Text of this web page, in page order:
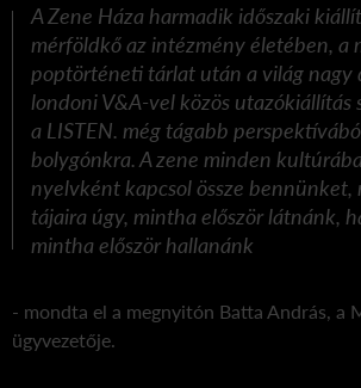
A Zene Háza harmadik időszaki
mérföldkő az intézmény életében, a
poptörténeti tárlat után a világ nagy
londoni V&A-vel közös utazókiállítás
a LISTEN. még tágabb
bolygónkra. A zene minden
nyelvként kapcsol össze bennünket,
tájaira úgy, mintha először látnánk,
mintha először hallanánk
- mondta el a megnyitón Batta András, a
ügyvezetője.